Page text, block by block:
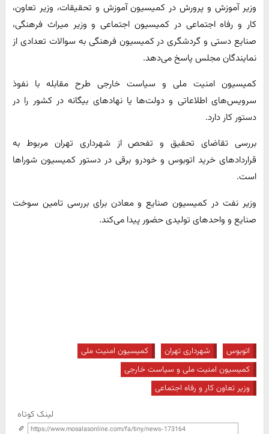
وزیر آموزش و پرورش در کمیسیون آموزش و تحقیقات، وزیر تعاون،
کار و رفاه اجتماعی در کمیسیون اجتماعی و وزیر میراث فرهنگی،
صنایع دستی و گردشگری در کمیسیون فرهنگی به سوالات تعدادی از
نمایندگان مجلس پاسخ می‌دهد.
کمیسیون امنیت ملی و سیاست خارجی طرح مقابله با نفوذ
سرویس‌های اطلاعاتی و دولت‌ها یا نهادهای بیگانه در کشور را در
دستور کار دارد.
بررسی تقاضای تحقیق و تفحص از شهرداری تهران مربوط به
قراردادهای خرید اتوبوس و خودرو برقی در دستور کمیسیون شوراها
است.
وزیر نفت در کمیسیون صنایع و معادن برای بررسی تامین سوخت
صنایع و واحدهای تولیدی حضور پیدا می‌کند.
اتوبوس شهرداری تهران
کمیسیون امنیت ملی
کمیسیون امنیت ملی و سیاست خارجی
وزیر تعاون کار و رفاه اجتماعی
لینک کوتاه